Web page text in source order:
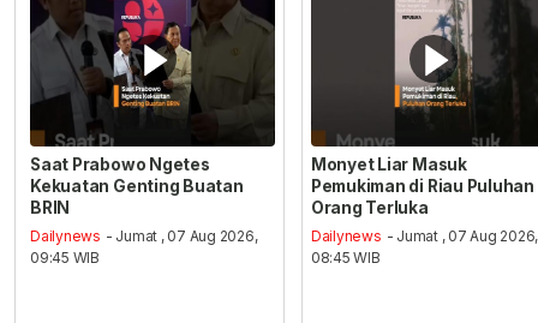
Saat Prabowo Ngetes
Kekuatan Genting Buatan
BRIN
Dailynews - Jumat , 07 Aug 2026,
09:45 WIB
Monyet Liar Masuk
Pemukiman di Riau Puluhan
Orang Terluka
Dailynews - Jumat , 07 Aug 2026,
08:45 WIB